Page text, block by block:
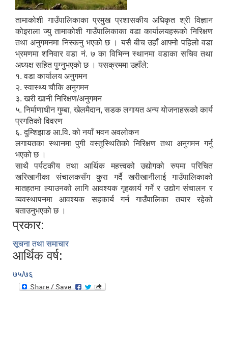
तामाकोशी गाउँपालिकाका प्रमुख प्रशासकीय अधिकृत श्री विज्ञान
कोइराला ज्यु तामाकोशी गाउँपालिकाका वडा कार्यालयहरूको निरिक्षण
तथा अनुगमनमा निस्कनु भएको छ । यसै बीच उहाँ आफ्नो पहिलो वडा
भ्रमणमा शनिवार वडा नं. ७ का विभिन्न स्थानमा वडाका सचिव तथा
अध्यक्ष सहित पुग्नुभएको छ । यसक्रममा उहाँले:
१. वडा कार्यालय अनुगमन
२. स्वास्थ्य चौकि अनुगमन
३. खरी खानी निरिक्षण/अनुगमन
५. निर्माणाधीन गुम्बा, खेलमैदान, सडक लगायत अन्य योजनाहरूको कार्य
प्रगतिको विवरण
६. दुम्शिझाङ आ.वि. को नयाँ भवन अवलोकन
लगायतका स्थानमा पुगी वस्तुस्थितिको निरिक्षण तथा अनुगमन गर्नु
भएको छ ।
साथै पर्यटकीय तथा आर्थिक महत्त्वको उद्योगको रुपमा परिचित
खरिखानीका संचालकसँग कुरा गर्दै खरीखानीलाई गाउँपालिकाको
मातहतमा ल्याउनको लागि आवश्यक गृहकार्य गर्ने र उद्योग संचालन र
व्यवस्थापनमा आवश्यक सहकार्य गर्न गाउँपालिका तयार रहेको
बताउनुभएको छ ।
प्रकार:
सूचना तथा समाचार
आर्थिक वर्ष:
७५/७६